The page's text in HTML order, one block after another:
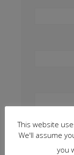
This website
We'll assume
you